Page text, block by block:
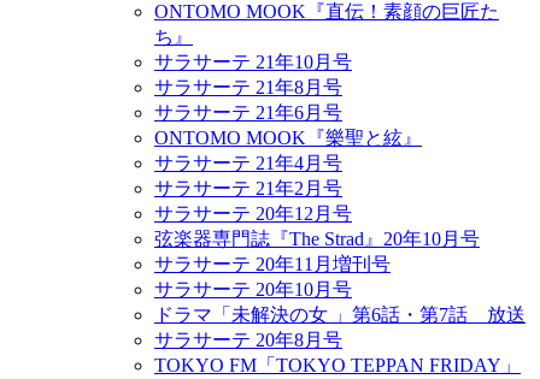
ONTOMO MOOK『直伝！素顔の巨匠た
ち』
サラサーテ 21年10月号
サラサーテ 21年8月号
サラサーテ 21年6月号
ONTOMO MOOK『樂聖と絃』
サラサーテ 21年4月号
サラサーテ 21年2月号
サラサーテ 20年12月号
弦楽器専門誌『The Strad』20年10月号
サラサーテ 20年11月増刊号
サラサーテ 20年10月号
ドラマ「未解決の女 」第6話・第7話 放送
サラサーテ 20年8月号
TOKYO FM「TOKYO TEPPAN FRIDAY」